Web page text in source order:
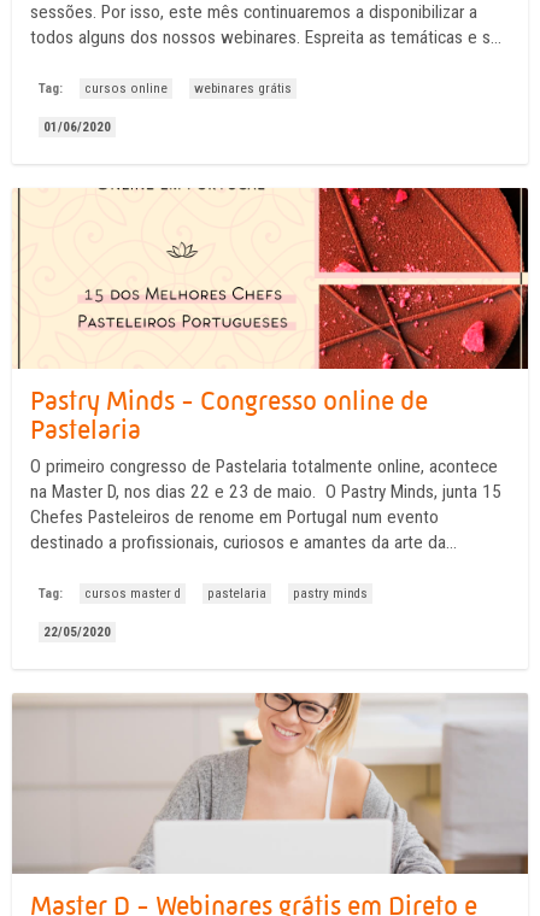
sessões. Por isso, este mês continuaremos a disponibilizar a
todos alguns dos nossos webinares. Espreita as temáticas e se,
acrescentar à lista de material necessário, os ...
Tag: cursos online webinares grátis
01/06/2020
Pastry Minds - Congresso online de
Pastelaria
O primeiro congresso de Pastelaria totalmente online, acontece
na Master D, nos dias 22 e 23 de maio. O Pastry Minds, junta 15
Chefes Pasteleiros de renome em Portugal num evento
destinado a profissionais, curiosos e amantes da arte da
Youtube da Master D onde todos os ...
Tag: cursos master d pastelaria pastry minds
22/05/2020
Master D - Webinares grátis em Direto e